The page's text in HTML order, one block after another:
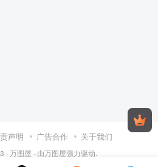
声明 广告合作 关于我们
· 万图屋 · 由万图屋强力驱动.